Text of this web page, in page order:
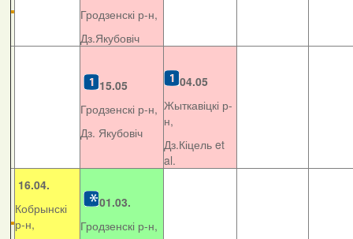
Гродзенскі р-н,
Дз.Якубовіч
15.05
Гродзенскі р-н,
Дз. Якубовіч
04.05
Жыткавіцкі р-
н,
Дз.Кіцель et
al.
16.04.
Кобрынскі
р-н,
01.03.
Гродзенскі р-н,